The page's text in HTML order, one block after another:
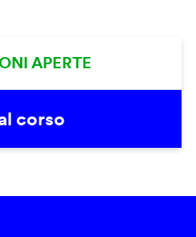
APERTE
corso